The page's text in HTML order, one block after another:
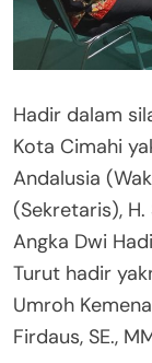
Hadir dalam
Kota Cimahi
Andalusia
(Sekretaris),
Angka Dwi
Turut hadir
Umroh
Firdaus, SE.,